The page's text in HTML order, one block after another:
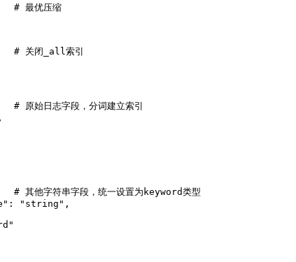
# 最优压缩
# 关闭_all索引
原始日志字段，分词建立索引
其他字符串字段，统一设置为keyword类型
"string",